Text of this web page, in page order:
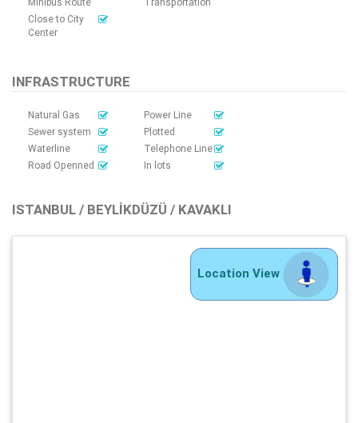
Close to City
Center
INFRASTRUCTURE
Natural Gas
Power Line
Sewer system
Plotted
Waterline
Telephone Line
Road Openned
In lots
ISTANBUL / BEYLIKDÜZÜ / KAVAKLI
Location View